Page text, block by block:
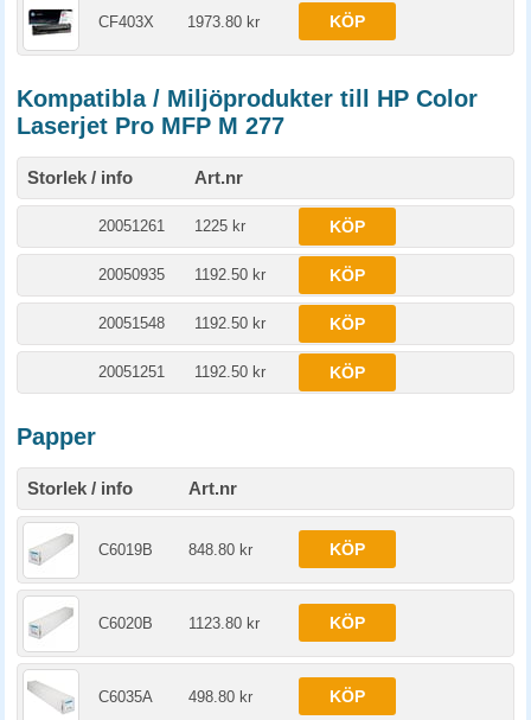
CF403X 1973.80 kr KÖP
Kompatibla / Miljöprodukter till HP Color
Laserjet Pro MFP M 277
Storlek / info Art.nr
20051261 1225 kr KÖP
20050935 1192.50 kr KÖP
20051548 1192.50 kr KÖP
20051251 1192.50 kr KÖP
Papper
Storlek / info Art.nr
C6019B 848.80 kr KÖP
C6020B 1123.80 kr KÖP
C6035A 498.80 kr KÖP